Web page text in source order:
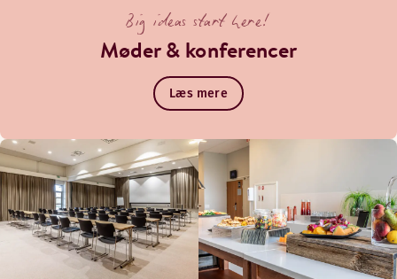
Big ideas start here!
Møder & konferencer
Læs mere